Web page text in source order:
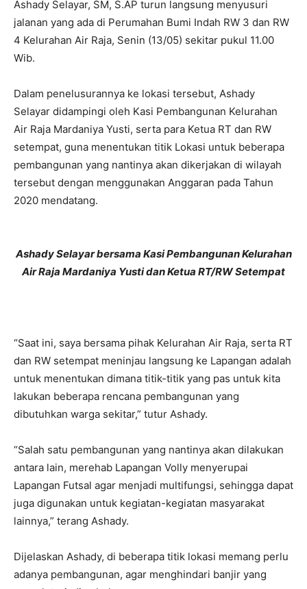
Ashady Selayar, SM, S.AP turun langsung menyusuri
jalanan yang ada di Perumahan Bumi Indah RW 3 dan RW
4 Kelurahan Air Raja, Senin (13/05) sekitar pukul 11.00
Wib.
Dalam penelusurannya ke lokasi tersebut, Ashady
Selayar didampingi oleh Kasi Pembangunan Kelurahan
Air Raja Mardaniya Yusti, serta para Ketua RT dan RW
setempat, guna menentukan titik Lokasi untuk beberapa
pembangunan yang nantinya akan dikerjakan di wilayah
tersebut dengan menggunakan Anggaran pada Tahun
2020 mendatang.
Ashady Selayar bersama Kasi Pembangunan Kelurahan
Air Raja Mardaniya Yusti dan Ketua RT/RW Setempat
“Saat ini, saya bersama pihak Kelurahan Air Raja, serta RT
dan RW setempat meninjau langsung ke Lapangan adalah
untuk menentukan dimana titik-titik yang pas untuk kita
lakukan beberapa rencana pembangunan yang
dibutuhkan warga sekitar,” tutur Ashady.
“Salah satu pembangunan yang nantinya akan dilakukan
antara lain, merehab Lapangan Volly menyerupai
Lapangan Futsal agar menjadi multifungsi, sehingga dapat
juga digunakan untuk kegiatan-kegiatan masyarakat
lainnya,” terang Ashady.
Dijelaskan Ashady, di beberapa titik lokasi memang perlu
adanya pembangunan, agar menghindari banjir yang